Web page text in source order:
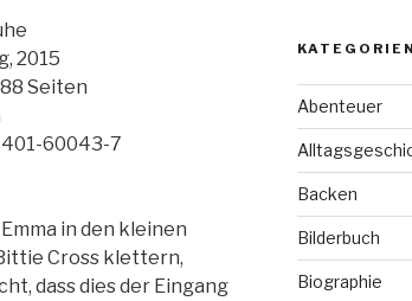
2015
Seiten
60043-7
in den kleinen
Cross klettern,
dass dies der Eingang
KATEGORIEN
Abenteuer
Backen
Bilderbuch
Biographie